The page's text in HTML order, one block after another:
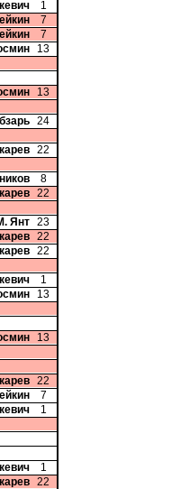
1
7
7
13
13
24
22
8
22
Янт 23
22
22
1
13
13
22
7
1
1
22